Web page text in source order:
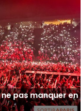
pas manquer en